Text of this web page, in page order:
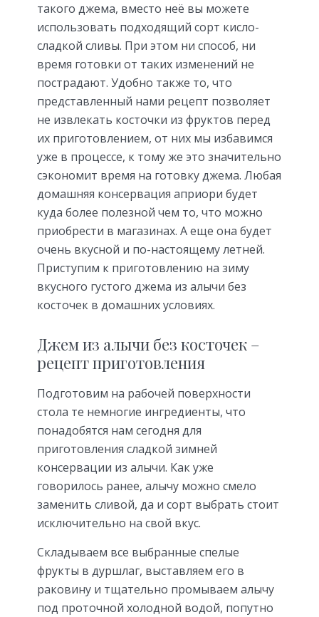
такого джема, вместо неё вы можете
использовать подходящий сорт кисло-
сладкой сливы. При этом ни способ, ни
время готовки от таких изменений не
пострадают. Удобно также то, что
представленный нами рецепт позволяет
не извлекать косточки из фруктов перед
их приготовлением, от них мы избавимся
уже в процессе, к тому же это значительно
сэкономит время на готовку джема. Любая
домашняя консервация априори будет
куда более полезной чем то, что можно
приобрести в магазинах. А еще она будет
очень вкусной и по-настоящему летней.
Приступим к приготовлению на зиму
вкусного густого джема из алычи без
косточек в домашних условиях.
Джем из алычи без косточек –
рецепт приготовления
Подготовим на рабочей поверхности
стола те немногие ингредиенты, что
понадобятся нам сегодня для
приготовления сладкой зимней
консервации из алычи. Как уже
говорилось ранее, алычу можно смело
заменить сливой, да и сорт выбрать стоит
исключительно на свой вкус.
Складываем все выбранные спелые
фрукты в дуршлаг, выставляем его в
раковину и тщательно промываем алычу
под проточной холодной водой, попутно